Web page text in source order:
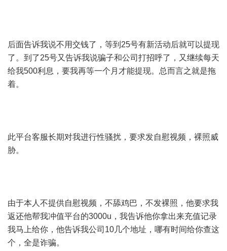
后面告诉我说不用交钱了，等到25号有新活动后就可以提现
了。到了25号又告诉我说骗子和公司打招呼了，又继续每天
给我500利息，要我再等一个月才能提现。总而言之就是拖
着。
此平台客服长期对我进行性骚扰，要求发自慰视频，裸照威
胁。
由于本人不提供自慰视频，不舔鸡巴，不发裸照，他要求我
返还他帮我冲值平台的3000u，我告诉他你拿出来充值记录
我马上给你，他告诉我公司10几个地址，哪有时间给你查这
个，全是诈骗。